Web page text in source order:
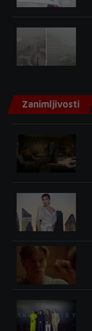
Zanimljivosti